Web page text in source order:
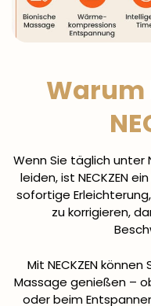
Warum
Wenn Sie täglich unter
leiden, ist NECKZEN
sofortige
zu korrigieren,
Mit NECKZEN
Massage genießen –
oder beim